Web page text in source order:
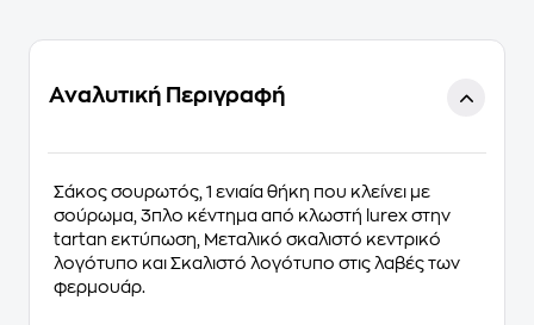
Αναλυτική Περιγραφή
Σάκος σουρωτός, 1 ενιαία θήκη που κλείνει με
σούρωμα, 3πλο κέντημα από κλωστή lurex στην
tartan εκτύπωση, Μεταλικό σκαλιστό κεντρικό
λογότυπο και Σκαλιστό λογότυπο στις λαβές των
φερμουάρ.